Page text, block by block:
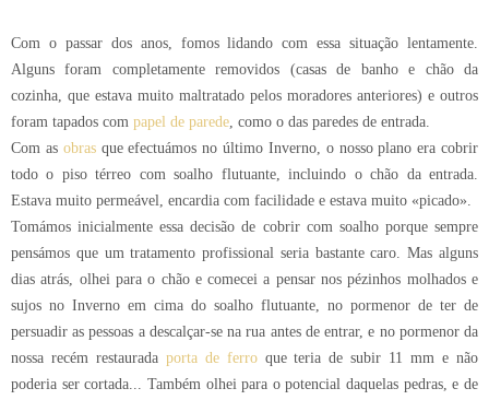
Com o passar dos anos, fomos lidando com essa situação lentamente.
Alguns foram completamente removidos (casas de banho e chão da
cozinha, que estava muito maltratado pelos moradores anteriores) e outros
foram tapados com papel de parede , como o das paredes de entrada.
Com as obrasque efectuámos no último Inverno, o nosso plano era cobrir
todo o piso térreo com soalho flutuante, incluindo o chão da entrada.
Estava muito permeável, encardia com facilidade e estava muito «picado».
Tomámos inicialmente essa decisão de cobrir com soalho porque sempre
pensámos que um tratamento profissional seria bastante caro. Mas alguns
dias atrás, olhei para o chão e comecei a pensar nos pézinhos molhados e
sujos no Inverno em cima do soalho flutuante, no pormenor de ter de
persuadir as pessoas a descalçar-se na rua antes de entrar, e no pormenor da
nossa recém restaurada porta de ferroque teria de subir 11 mm e não
poderia ser cortada... Também olhei para o potencial daquelas pedras, e de